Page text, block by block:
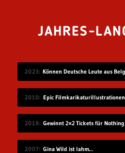
JAHRES-
2023
2010 Epic
2018 Gewinnt 2×2 Tickets für
2007 Gina Wild ist lahm…